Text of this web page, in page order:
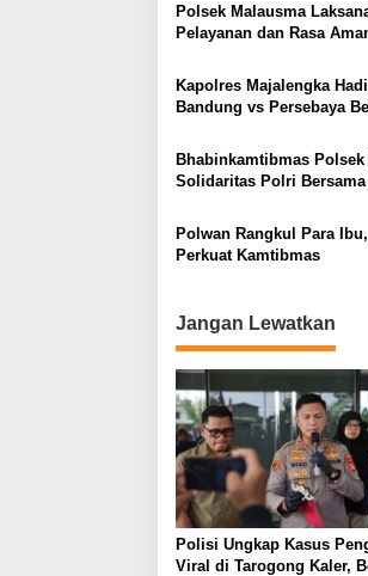
Polsek Malausma
Pelayanan dan Rasa
Kapolres Majalengka
Bandung vs Persebaya
Bhabinkamtibmas
Solidaritas Polri Bersama
Polwan Rangkul Para
Perkuat Kamtibmas
Jangan Lewatkan
Polisi Ungkap Kasus
Viral di Tarogong Kaler,